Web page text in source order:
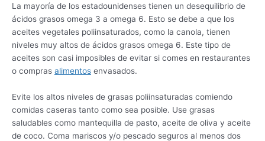
La mayoría de los estadounidenses tienen un desequilibrio de
ácidos grasos omega 3 a omega 6. Esto se debe a que los
aceites vegetales poliinsaturados, como la canola, tienen
niveles muy altos de ácidos grasos omega 6. Este tipo de
aceites son casi imposibles de evitar si comes en restaurantes
o compras alimentos envasados.
Evite los altos niveles de grasas poliinsaturadas comiendo
comidas caseras tanto como sea posible. Use grasas
saludables como mantequilla de pasto, aceite de oliva y aceite
de coco. Coma mariscos y/o pescado seguros al menos dos